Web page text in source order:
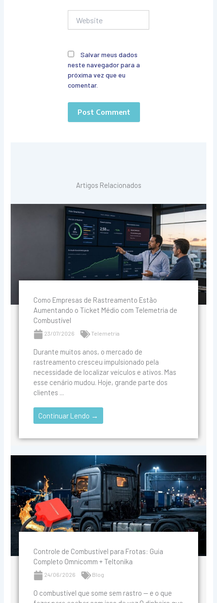
Salvar meus dados
neste navegador para a
próxima vez que eu
comentar.
Artigos Relacionados
Como Empresas de Rastreamento Estão
Aumentando o Ticket Médio com Telemetria de
Combustível
23/07/2026 Telemetria
Durante muitos anos, o mercado de
rastreamento cresceu impulsionado pela
necessidade de localizar veículos e ativos. Mas
esse cenário mudou. Hoje, grande parte dos
clientes ...
Continuar Lendo →
Controle de Combustível para Frotas: Guia
Completo Omnicomm + Teltonika
24/06/2026 Blog
O combustível que some sem rastro — e o que